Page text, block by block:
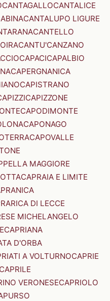
CANTAGALLOCANTALICE
CANTALUPO LIGURE
CANTELLO
CANTU'CANZANO
CAPACICAPALBIO
CAPERGNANICA
CAPISTRANO
CAPIZZONE
CAPODIMONTE
CAPONAGO
CAPOVALLE
MAGGIORE
CAPRAIA E LIMITE
DI LECCE
MICHELANGELO
CAPRIANA
D'ORBA
A VOLTURNOCAPRIE
CAPRILE
VERONESECAPRIOLO